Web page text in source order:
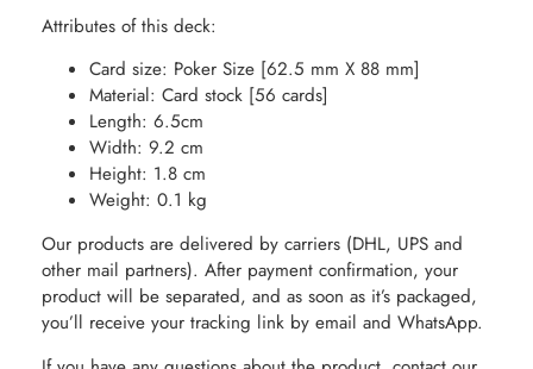
Attributes of this deck:
Card size: Poker Size [62.5 mm X 88 mm]
Material: Card stock [56 cards]
Length: 6.5cm
Width: 9.2 cm
Height: 1.8 cm
Weight: 0.1 kg
Our products are delivered by carriers (DHL, UPS and
other mail partners). After payment confirmation, your
product will be separated, and as soon as it’s packaged,
you’ll receive your tracking link by email and WhatsApp.